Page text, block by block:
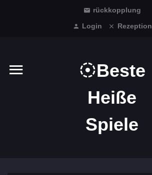
rückkopplung
Login
Rezeption
Beste
Heiße
Spiele